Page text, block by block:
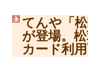
てんや「
が登場。
カード利